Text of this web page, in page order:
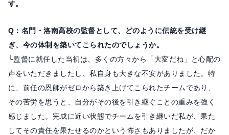
す。
Q：名門・洛南高校の監督として、どのように伝統を受け継
ぎ、今の体制を築いてこられたのでしょうか。
└監督に就任した当初は、多くの方々から「大変だね」と心配の
声をいただきましたし、私自身も大きな不安がありました。特
に、前任の恩師がゼロから築き上げてこられたチームであり、
その苦労を思うと、自分がその後を引き継ぐことの重みを強く
感じました。完成に近い状態でチームを引き継いだ私が、果た
してその責任を果たせるのかという怖さもありましたが、だか